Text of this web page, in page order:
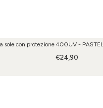
sole con protezione 400UV -
€24,90